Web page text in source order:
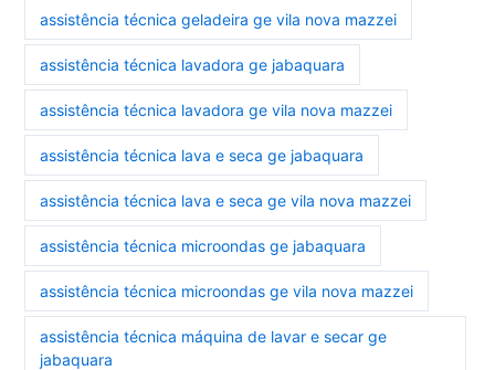
assistência técnica geladeira ge vila nova mazzei
assistência técnica lavadora ge jabaquara
assistência técnica lavadora ge vila nova mazzei
assistência técnica lava e seca ge jabaquara
assistência técnica lava e seca ge vila nova mazzei
assistência técnica microondas ge jabaquara
assistência técnica microondas ge vila nova mazzei
assistência técnica máquina de lavar e secar ge
jabaquara